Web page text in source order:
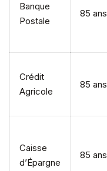
Banque
Postale
85 ans
Crédit
Agricole
85 ans
Caisse
d’Épargne
85 ans